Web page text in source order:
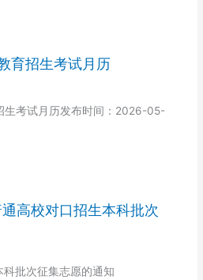
育招生考试月历
生考试月历发布时间：2026-05-
高校对口招生本科批次
批次征集志愿的通知